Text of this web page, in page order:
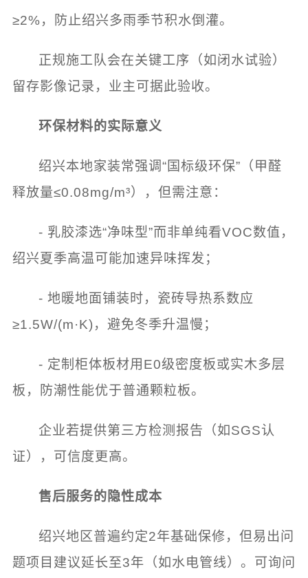
≥2%，防止绍兴多雨季节积水倒灌。
正规施工队会在关键工序（如闭水试验）
留存影像记录，业主可据此验收。
环保材料的实际意义
绍兴本地家装常强调“国标级环保”（甲醛
释放量≤0.08mg/m³），但需注意：
- 乳胶漆选“净味型”而非单纯看VOC数值，
绍兴夏季高温可能加速异味挥发；
- 地暖地面铺装时，瓷砖导热系数应
≥1.5W/(m·K)，避免冬季升温慢；
- 定制柜体板材用E0级密度板或实木多层
板，防潮性能优于普通颗粒板。
企业若提供第三方检测报告（如SGS认
证），可信度更高。
售后服务的隐性成本
绍兴地区普遍约定2年基础保修，但易出问
题项目建议延长至3年（如水电管线）。可询问